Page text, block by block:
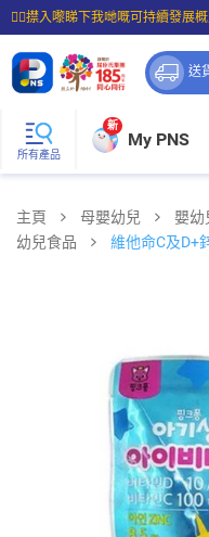
☝🏼㩒入嚟睇下我哋嘅可持續發展概
⭐購物滿$399即享免費送貨；滿
送
所有產品
新
My PNS
主頁 母嬰幼兒 嬰幼
幼兒食品
維他命C及D+